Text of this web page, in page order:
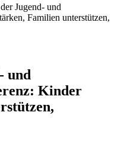
Jugend- und
Familien unterstützen,
und
Kinder